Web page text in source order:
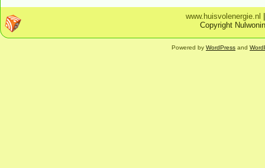
www.huisvolenergie.nl
Copyright
Powered by WordPress and